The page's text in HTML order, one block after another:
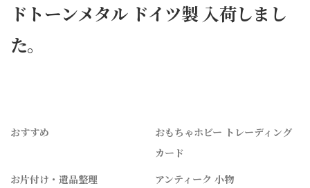
ドトーンメタル ドイツ製 入荷しまし
た。
おすすめ
おもちゃホビー トレーディング
カード
お片付け・遺品整理
アンティーク 小物